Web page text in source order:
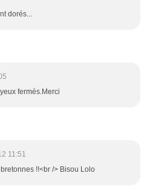
dorés...
fermés.Merci
11:51
!!<br /> Bisou Lolo